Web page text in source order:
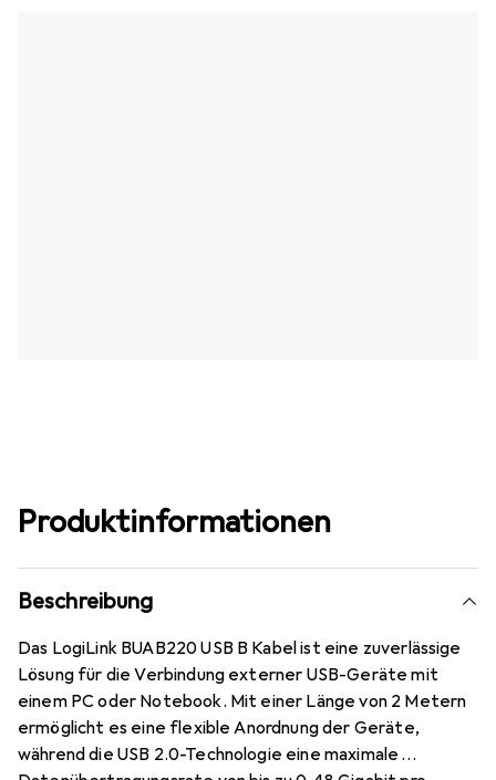
Produktinformationen
Beschreibung
Das LogiLink BUAB220 USB B Kabel ist eine zuverlässige
Lösung für die Verbindung externer USB-Geräte mit
einem PC oder Notebook. Mit einer Länge von 2 Metern
ermöglicht es eine flexible Anordnung der Geräte,
während die USB 2.0-Technologie eine maximale